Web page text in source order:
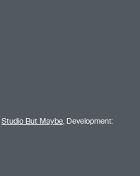
Studio But Maybe , Development: